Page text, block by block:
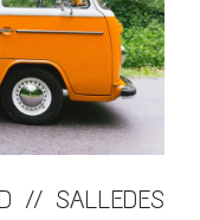
// SALLEDES